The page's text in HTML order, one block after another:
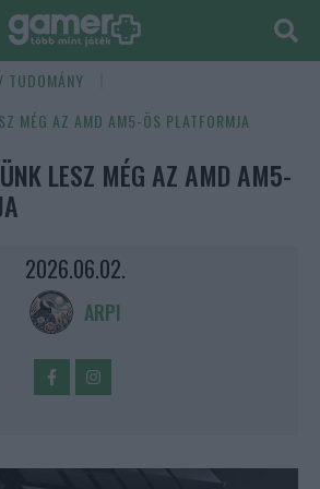
TUDOMÁNY
MÉG AZ AMD AM5-ÖS PLATFORMJA
LESZ MÉG AZ AMD AM5-
2026.06.02.
ARPI